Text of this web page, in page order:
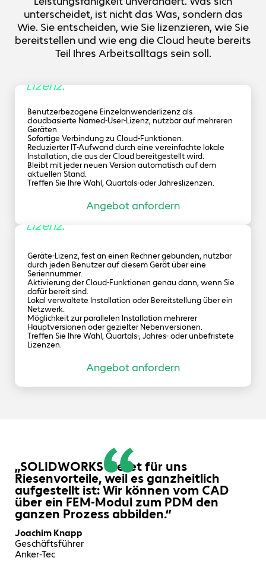
Effizienz von Meetings mit einer neuen, visuellen Methode
für die Planung, Moderation und Zielerreichung
umzusetzen.
Verkürzen Sie die Entwicklungszeit, indem Sie Multi-
CADProduktstrukturen in einem einzigen Kontext erstellen,
ändern und untersuchen. So reduzieren Sie die
Konstruktionsiterationen, indem Sie die
Konstruktionsprüfung und vorgeschlagene Änderungen
künstliche Intelligenz, um die Rendering-Dauer drastisch zu
reduzieren.
Erweiterte Beleuchtungstechniken für Sonne und
Himmel
Sonnenstudienanimationen.
Erweiterte fotorealistische Animationen und
immersive virtuelle Realität
Animieren Sie Explosionsansichten, Kameras und vieles
mehr, um fotorealistische Videos zu erstellen. Erstellen Sie
mit 360-GradKameras und interaktiver Ausgabe
beeindruckende VR-Erlebnisse (Nur mit einer
Einzelanwenderlizenz verfügbar).
Baugruppendokumentation
Erstellen Sie herausragende digitale Inhalte, einschließlich
unterstützen, den Umgang zu erklären und Kunden zu
gewinnen.
bietet.
unterscheidet, ist nicht das Was, sondern das
Wie. Sie entscheiden, wie Sie lizenzieren, wie Sie
bereitstellen und wie eng die Cloud heute bereits
Teil Ihres Arbeitsalltags sein soll.
Lizenz.
Benutzerbezogene Einzelanwenderlizenz als
cloudbasierte Named-User-Lizenz, nutzbar auf mehreren
Geräten.
Sofortige Verbindung zu Cloud-Funktionen.
Reduzierter IT-Aufwand durch eine vereinfachte lokale
Installation, die aus der Cloud bereitgestellt wird.
Bleibt mit jeder neuen Version automatisch auf dem
aktuellen Stand.
Treffen Sie Ihre Wahl, Quartals-oder Jahreslizenzen.
Angebot anfordern
Lizenz.
Geräte-Lizenz, fest an einen Rechner gebunden, nutzbar
durch jeden Benutzer auf diesem Gerät über eine
Seriennummer.
Aktivierung der Cloud-Funktionen genau dann, wenn Sie
dafür bereit sind.
Lokal verwaltete Installation oder Bereitstellung über ein
Netzwerk.
Möglichkeit zur parallelen Installation mehrerer
Hauptversionen oder gezielter Nebenversionen.
Treffen Sie Ihre Wahl, Quartals-, Jahres- oder unbefristete
Lizenzen.
Angebot anfordern
„SOLIDWORKS bietet für uns
Riesenvorteile, weil es ganzheitlich
aufgestellt ist: Wir können vom CAD
über ein FEM-Modul zum PDM den
ganzen Prozess abbilden.“
Joachim Knapp
Geschäftsführer
Anker-Tec